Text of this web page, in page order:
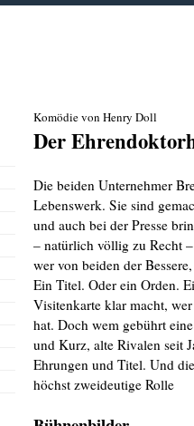
Komödie von Henry Doll
Der
Die beiden Unternehmer
Lebenswerk. Sie sind
und auch bei der Presse
– natürlich völlig zu Recht
wer von beiden der
Ein Titel. Oder ein Orden.
Visitenkarte klar macht,
hat. Doch wem gebührt
und Kurz, alte Rivalen seit
Ehrungen und Titel. Und
höchst zweideutige Rolle